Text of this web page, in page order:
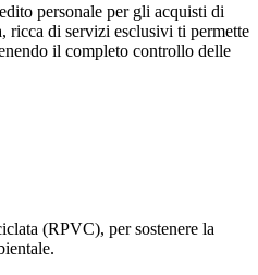
personale per gli acquisti di
ricca di servizi esclusivi ti permette
il completo controllo delle
(RPVC), per sostenere la